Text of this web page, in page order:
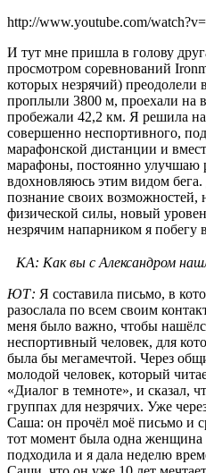
http://www.youtube.com/
И тут мне пришла в голову
просмотром соревнований
которых незрячий) преодолели
проплыли 3800 м, проехали на
пробежали 42,2 км. Я решила
совершенно неспортивного,
марафонской дистанции и
марафоны, постоянно улучшаю
вдохновляюсь этим видом
познание своих возможностей,
физической силы, новый
незрячим напарником я побегу
КА: Как вы с Александром
ЮТ: Я составила письмо, в
разослала по всем своим
меня было важно, чтобы
неспортивный человек, для
была бы мегамечтой. Через
молодой человек, который
«Диалог в темноте», и сказал,
группах для незрячих. Уже
Саша: он прочёл моё письмо и
тот момент была одна женщина
подходила и я дала неделю